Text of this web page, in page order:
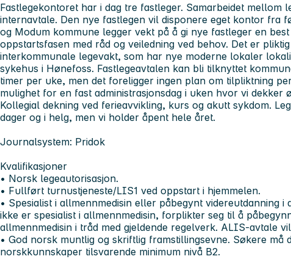
Fastlegekontoret har i dag tre fastleger. Samarbeidet mellom
internavtale. Den nye fastlegen vil disponere eget kontor fra
og Modum kommune legger vekt på å gi nye fastleger en
oppstartsfasen med råd og veiledning ved behov. Det er
interkommunale legevakt, som har nye moderne lokaler
sykehus i Hønefoss. Fastlegeavtalen kan bli tilknyttet
timer per uke, men det foreligger ingen plan om tilpliktning
mulighet for en fast administrasjonsdag i uken hvor vi dekker
Kollegial dekning ved ferieavvikling, kurs og akutt sykdom.
dager og i helg, men vi holder åpent hele året.
Journalsystem: Pridok
Kvalifikasjoner
• Norsk legeautorisasjon.
• Fullført turnustjeneste/LIS1 ved oppstart i hjemmelen.
• Spesialist i allmennmedisin eller påbegynt videreutdanning i
ikke er spesialist i allmennmedisin, forplikter seg til å
allmennmedisin i tråd med gjeldende regelverk. ALIS-avtale
• God norsk muntlig og skriftlig framstillingsevne. Søkere må
norskkunnskaper tilsvarende minimum nivå B2.